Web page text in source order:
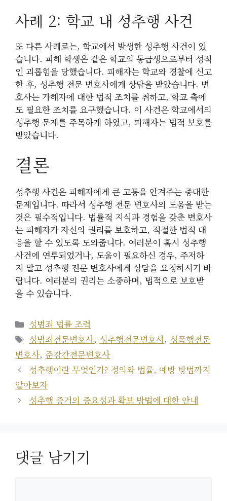
사례 2: 학교 내 성추행 사건
또 다른 사례로는, 학교에서 발생한 성추행 사건이 있
습니다. 피해 학생은 같은 학교의 동급생으로부터 성적
인 괴롭힘을 당했습니다. 피해자는 학교와 경찰에 신고
한 후, 성추행 전문 변호사에게 상담을 받았습니다. 변
호사는 가해자에 대한 법적 조치를 취하고, 학교 측에
도 필요한 조치를 요구했습니다. 이 사건은 학교에서의
성추행 문제를 주목하게 하였고, 피해자는 법적 보호를
받았습니다.
결론
성추행 사건은 피해자에게 큰 고통을 안겨주는 중대한
문제입니다. 따라서 성추행 전문 변호사의 도움을 받는
것은 필수적입니다. 법률적 지식과 경험을 갖춘 변호사
는 피해자가 자신의 권리를 보호하고, 적절한 법적 대
응을 할 수 있도록 도와줍니다. 여러분이 혹시 성추행
사건에 연루되었거나, 도움이 필요하신 경우, 주저하
지 말고 성추행 전문 변호사에게 상담을 요청하시기 바
랍니다. 여러분의 권리는 소중하며, 법적으로 보호받
을 수 있습니다.
카
테
고
리
성범죄 법률 조력
태
그
성범죄전문변호사, 성추행전문변호사, 성폭행전문
변호사, 준강간전문변호사
성추행이란 무엇인가? 정의와 법률, 예방 방법까지
알아보자
성추행 증거의 중요성과 확보 방법에 대한 안내
댓글 남기기